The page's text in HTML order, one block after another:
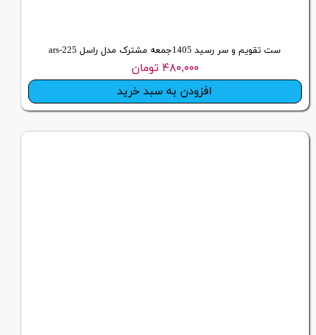
ست تقویم و سر رسید 1405جمعه مشترک مدل راسل ars-225
۴۸۰,۰۰۰ تومان
افزودن به سبد خرید